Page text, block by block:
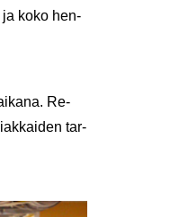
ja koko hen­
Re­
tar­